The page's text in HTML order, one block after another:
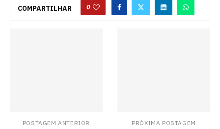
COMPARTILHAR 0
POSTAGEM ANTERIOR PRÓXIMA POSTAGEM